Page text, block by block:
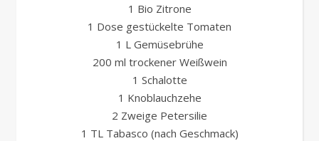
1 Bio Zitrone
1 Dose gestückelte Tomaten
1 L Gemüsebrühe
200 ml trockener Weißwein
1 Schalotte
1 Knoblauchzehe
2 Zweige Petersilie
1 TL Tabasco (nach Geschmack)